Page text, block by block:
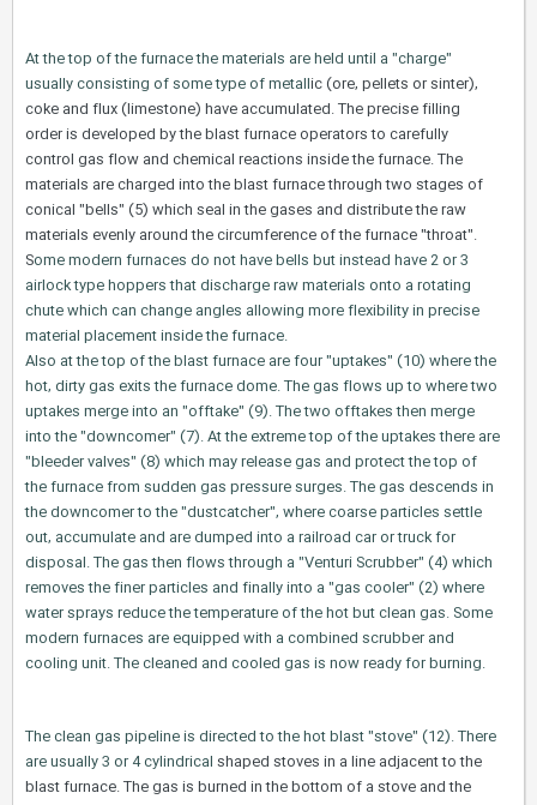
At the top of the furnace the materials are held until a "charge"
usually consisting of some type of metallic (ore, pellets or sinter),
coke and flux (limestone) have accumulated. The precise filling
order is developed by the blast furnace operators to carefully
control gas flow and chemical reactions inside the furnace. The
materials are charged into the blast furnace through two stages of
conical "bells" (5) which seal in the gases and distribute the raw
materials evenly around the circumference of the furnace "throat".
Some modern furnaces do not have bells but instead have 2 or 3
airlock type hoppers that discharge raw materials onto a rotating
chute which can change angles allowing more flexibility in precise
material placement inside the furnace.
Also at the top of the blast furnace are four "uptakes" (10) where the
hot, dirty gas exits the furnace dome. The gas flows up to where two
uptakes merge into an "offtake" (9). The two offtakes then merge
into the "downcomer" (7). At the extreme top of the uptakes there are
"bleeder valves" (8) which may release gas and protect the top of
the furnace from sudden gas pressure surges. The gas descends in
the downcomer to the "dustcatcher", where coarse particles settle
out, accumulate and are dumped into a railroad car or truck for
disposal. The gas then flows through a "Venturi Scrubber" (4) which
removes the finer particles and finally into a "gas cooler" (2) where
water sprays reduce the temperature of the hot but clean gas. Some
modern furnaces are equipped with a combined scrubber and
cooling unit. The cleaned and cooled gas is now ready for burning.
The clean gas pipeline is directed to the hot blast "stove" (12). There
are usually 3 or 4 cylindricalshaped stoves in a line adjacent to the
blast furnace. The gas is burned in the bottom of a stove and the